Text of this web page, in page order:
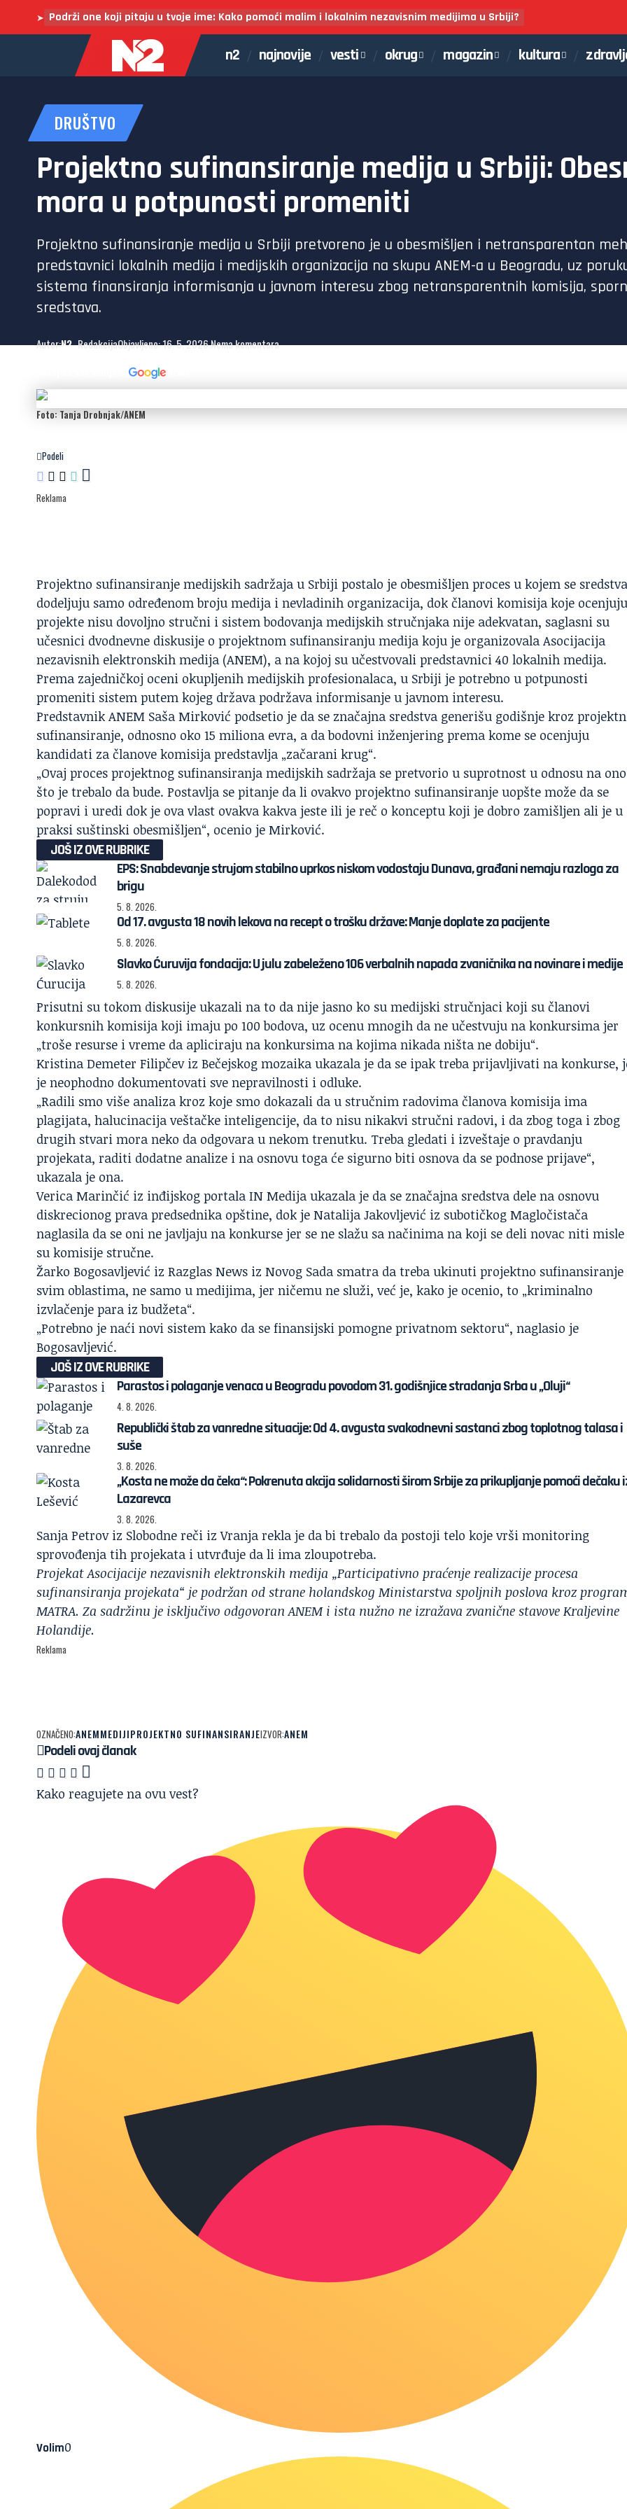
➤ Podrži one koji pitaju u tvoje ime: Kako pomoći malim i lokalnim nezavisnim medijima u Srbiji?
n2 najnovije vesti okrug magazin kultura
DRUŠTVO
Projektno sufinansiranje medija u Srbiji:
mora u potpunosti promeniti
Projektno sufinansiranje medija u Srbiji pretvoreno je u obesmišljen i netransparentan
predstavnici lokalnih medija i medijskih organizacija na skupu ANEM-a u Beogradu, uz
sistema finansiranja informisanja u javnom interesu zbog netransparentnih komisija,
sredstava.
Autor:N2- RedakcijaObjavljeno: 16. 5. 2026.Nema komentara
Foto: Tanja Drobnjak/ANEM
Podeli
Reklama
Projektno sufinansiranje medijskih sadržaja u Srbiji postalo je obesmišljen proces u kojem se sredstva
dodeljuju samo određenom broju medija i nevladinih organizacija, dok članovi komisija koje ocenjuju
projekte nisu dovoljno stručni i sistem bodovanja medijskih stručnjaka nije adekvatan, saglasni su
učesnici dvodnevne diskusije o projektnom sufinansiranju medija koju je organizovala Asocijacija
nezavisnih elektronskih medija (ANEM), a na kojoj su učestvovali predstavnici 40 lokalnih medija.
Prema zajedničkoj oceni okupljenih medijskih profesionalaca, u Srbiji je potrebno u potpunosti
promeniti sistem putem kojeg država podržava informisanje u javnom interesu.
Predstavnik ANEM Saša Mirković podsetio je da se značajna sredstva generišu godišnje kroz
sufinansiranje, odnosno oko 15 miliona evra, a da bodovni inženjering prema kome se ocenjuju
kandidati za članove komisija predstavlja „začarani krug“.
„Ovaj proces projektnog sufinansiranja medijskih sadržaja se pretvorio u suprotnost u odnosu na ono
što je trebalo da bude. Postavlja se pitanje da li ovakvo projektno sufinansiranje uopšte može da se
popravi i uredi dok je ova vlast ovakva kakva jeste ili je reč o konceptu koji je dobro zamišljen ali je u
praksi suštinski obesmišljen“, ocenio je Mirković.
JOŠ IZ OVE RUBRIKE
EPS: Snabdevanje strujom stabilno uprkos niskom vodostaju Dunava, građani nemaju razloga za
brigu
5. 8. 2026.
Od 17. avgusta 18 novih lekova na recept o trošku države: Manje doplate za pacijente
5. 8. 2026.
Slavko Ćuruvija fondacija: U julu zabeleženo 106 verbalnih napada zvaničnika na novinare i medije
5. 8. 2026.
Prisutni su tokom diskusije ukazali na to da nije jasno ko su medijski stručnjaci koji su članovi
konkursnih komisija koji imaju po 100 bodova, uz ocenu mnogih da ne učestvuju na konkursima jer
„troše resurse i vreme da apliciraju na konkursima na kojima nikada ništa ne dobiju“.
Kristina Demeter Filipčev iz Bečejskog mozaika ukazala je da se ipak treba prijavljivati na konkurse,
je neophodno dokumentovati sve nepravilnosti i odluke.
„Radili smo više analiza kroz koje smo dokazali da u stručnim radovima članova komisija ima
plagijata, halucinacija veštačke inteligencije, da to nisu nikakvi stručni radovi, i da zbog toga i zbog
drugih stvari mora neko da odgovara u nekom trenutku. Treba gledati i izveštaje o pravdanju
projekata, raditi dodatne analize i na osnovu toga će sigurno biti osnova da se podnose prijave“,
ukazala je ona.
Verica Marinčić iz inđijskog portala IN Medija ukazala je da se značajna sredstva dele na osnovu
diskrecionog prava predsednika opštine, dok je Natalija Jakovljević iz subotičkog Magločistača
naglasila da se oni ne javljaju na konkurse jer se ne slažu sa načinima na koji se deli novac niti misle
su komisije stručne.
Žarko Bogosavljević iz Razglas News iz Novog Sada smatra da treba ukinuti projektno sufinansiranje
svim oblastima, ne samo u medijima, jer ničemu ne služi, već je, kako je ocenio, to „kriminalno
izvlačenje para iz budžeta“.
„Potrebno je naći novi sistem kako da se finansijski pomogne privatnom sektoru“, naglasio je
Bogosavljević.
JOŠ IZ OVE RUBRIKE
Parastos i polaganje venaca u Beogradu povodom 31. godišnjice stradanja Srba u „Oluji“
4. 8. 2026.
Republički štab za vanredne situacije: Od 4. avgusta svakodnevni sastanci zbog toplotnog talasa i
suše
3. 8. 2026.
„Kosta ne može da čeka“: Pokrenuta akcija solidarnosti širom Srbije za prikupljanje pomoći dečaku
Lazarevca
3. 8. 2026.
Sanja Petrov iz Slobodne reči iz Vranja rekla je da bi trebalo da postoji telo koje vrši monitoring
sprovođenja tih projekata i utvrđuje da li ima zloupotreba.
Projekat Asocijacije nezavisnih elektronskih medija „Participativno praćenje realizacije procesa
sufinansiranja projekata“ je podržan od strane holandskog Ministarstva spoljnih poslova kroz
MATRA. Za sadržinu je isključivo odgovoran ANEM i ista nužno ne izražava zvanične stavove Kraljevine
Holandije.
Reklama
OZNAČENO:ANEMMEDIJIPROJEKTNO SUFINANSIRANJEIZVOR:ANEM
Podeli ovaj članak
Kako reagujete na ovu vest?
Volim0